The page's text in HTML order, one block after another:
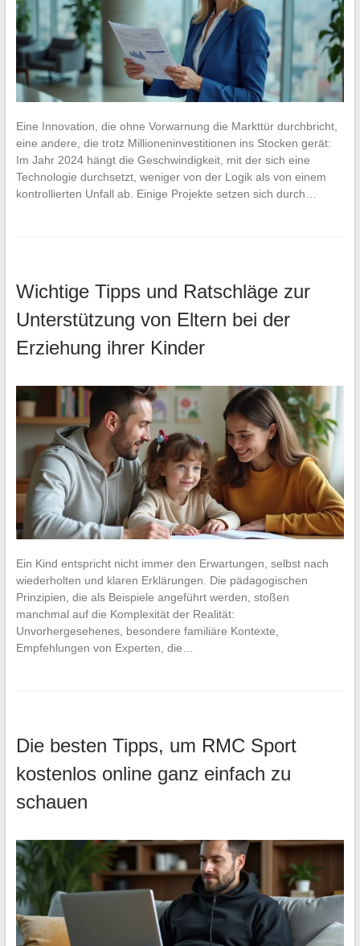
Eine Innovation, die ohne Vorwarnung die Markttür durchbricht,
eine andere, die trotz Millioneninvestitionen ins Stocken gerät:
Im Jahr 2024 hängt die Geschwindigkeit, mit der sich eine
Technologie durchsetzt, weniger von der Logik als von einem
kontrollierten Unfall ab. Einige Projekte setzen sich durch…
Wichtige Tipps und Ratschläge zur
Unterstützung von Eltern bei der
Erziehung ihrer Kinder
Ein Kind entspricht nicht immer den Erwartungen, selbst nach
wiederholten und klaren Erklärungen. Die pädagogischen
Prinzipien, die als Beispiele angeführt werden, stoßen
manchmal auf die Komplexität der Realität:
Unvorhergesehenes, besondere familiäre Kontexte,
Empfehlungen von Experten, die…
Die besten Tipps, um RMC Sport
kostenlos online ganz einfach zu
schauen